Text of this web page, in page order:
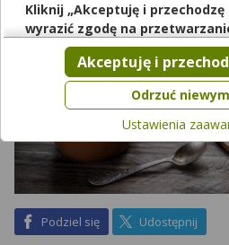
Podziel sięna FacebookUdostępnij
Kliknij „Akceptuję i przechodzę
wyrazić zgodę na
partnerów Twoich danych w
Pamiętaj, że wyrażenie zgody
zgodę możesz w każdej chwili
zgodę na przetwarzanie Twoich
celach. Jeżeli chcesz dowiedzieć
przeprowadzić konfigurację
dokonać za pomocą „Ustawień
Więcej informacji na temat
zewnętrznych w naszym serwisie
Serwisu.
Odrzuć
Akceptuję i
Ustawienia